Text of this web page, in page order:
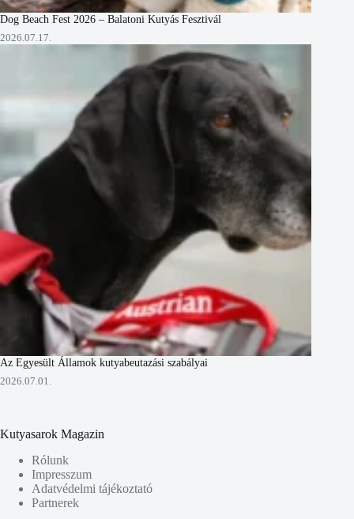
Dog Beach Fest 2026 – Balatoni Kutyás Fesztivál
2026.07.17.
Az Egyesült Államok kutyabeutazási szabályai
2026.07.01.
Kutyasarok Magazin
Rólunk
Impresszum
Adatvédelmi tájékoztató
Partnerek